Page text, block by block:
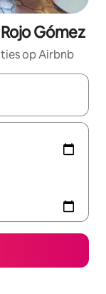
Gómez
op Airbnb
je een keuze